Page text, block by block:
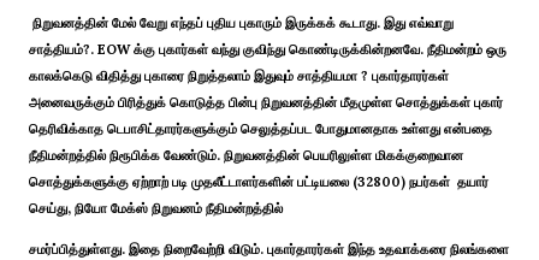
நிறுவனத்தின் மேல் வேறு எந்தப் புதிய புகாரும் இருக்கக் கூடாது. இது எவ்வாறு
சாத்தியம்?. EOW க்கு புகார்கள் வந்து குவிந்து கொண்டிருக்கின்றனவே. நீதிமன்றம் ஒரு
காலக்கெடு விதித்து புகாரை நிறுத்தலாம் இதுவும் சாத்தியமா ? புகார்தாரர்கள்
அனைவருக்கும் பிரித்துக் கொடுத்த பின்பு நிறுவனத்தின் மீதமுள்ள சொத்துக்கள் புகார்
தெரிவிக்காத டெபாசிட்தாரர்களுக்கும் செலுத்தப்பட போதுமானதாக உள்ளது என்பதை
நீதிமன்றத்தில் நிரூபிக்க வேண்டும். நிறுவனத்தின் பெயரிலுள்ள மிகக்குறைவான
சொத்துக்களுக்கு ஏற்றாற் படி முதலீட்டாளர்களின் பட்டியலை (32800) நபர்கள் தயார்
செய்து, நியோ மேக்ஸ் நிறுவனம் நீதிமன்றத்தில்
சமர்ப்பித்துள்ளது. இதை நிறைவேற்றி விடும். புகார்தாரர்கள் இந்த உதவாக்கரை நிலங்களை